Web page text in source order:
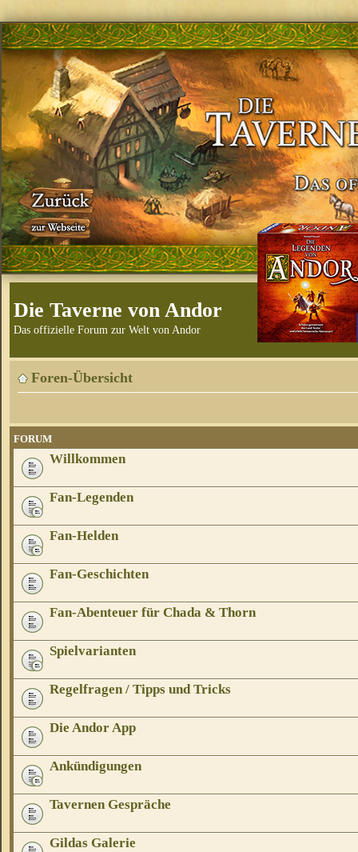
Die Taverne von Andor
Das offizielle Forum zur Welt von Andor
Foren-Übersicht
FORUM
Willkommen
Fan-Legenden
Fan-Helden
Fan-Geschichten
Fan-Abenteuer für Chada & Thorn
Spielvarianten
Regelfragen / Tipps und Tricks
Die Andor App
Ankündigungen
Tavernen Gespräche
Gildas Galerie